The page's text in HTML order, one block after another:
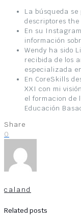
La búsqueda
descriptores the
En su
información
Wendy ha sido
recibida de los
especializada
En CoreSkills
XXI con mi
el formacion de
Educación
Share
0
caland
Related posts